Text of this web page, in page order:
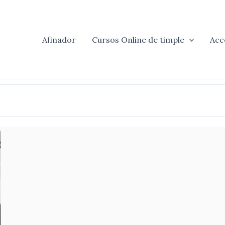
Afinador Cursos Online de timple